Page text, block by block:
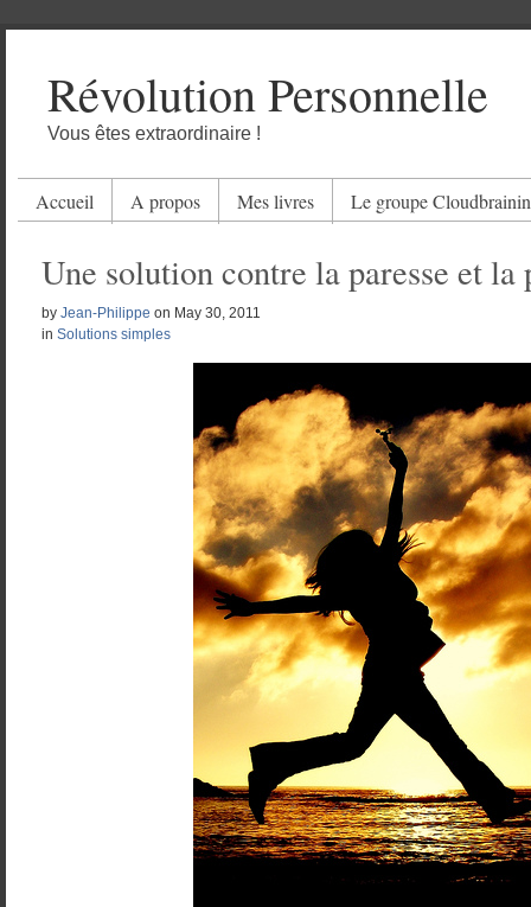
Révolution Personnelle
Vous êtes extraordinaire !
Accueil A propos Mes livres Le groupe
Une solution contre la paresse et
by Jean-Philippe on May 30, 2011
in Solutions simples